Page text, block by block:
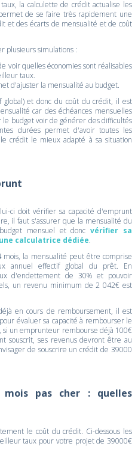
la calculette de crédit actualise les
de se faire très rapidement une
et des écarts de mensualité et de coût
plusieurs simulations :
voir quelles économies sont réalisables
taux.
d'ajuster la mensualité au budget.
global) et donc du coût du crédit, il est
car des échéances mensuelles
budget voir de générer des difficultés
durées permet d'avoir toutes les
crédit le mieux adapté à sa situation
ci doit vérifier sa capacité d'emprunt
il faut s'assurer que la mensualité du
mensuel et doncvérifier sa
calculatrice dédiée.
la mensualité peut être comprise
annuel effectif global du prêt. En
d'endettement de 30% et pouvoir
un revenu minimum de 2 042€ est
en cours de remboursement, il est
évaluer sa capacité à rembourser le
si un emprunteur rembourse déjà 100€
souscrit, ses revenus devront être au
de souscrire un crédit de 39000
pas cher : quelles
le coût du crédit. Ci-dessous les
taux pour votre projet de 39000€